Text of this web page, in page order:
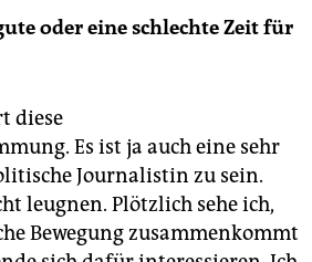
oder eine schlechte Zeit für
diese
Es ist ja auch eine sehr
Journalistin zu sein.
leugnen. Plötzlich sehe ich,
Bewegung zusammenkommt